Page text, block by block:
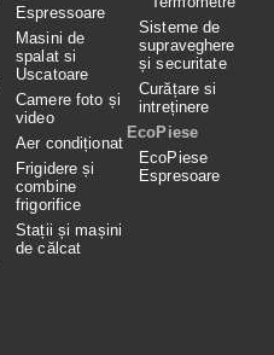
Espressoare
Masini de
spalat si
Uscatoare
Camere foto și
video
Aer condiționat
Frigidere și
combine
frigorifice
Stații și mașini
de călcat
Sisteme de
supraveghere
și securitate
Curățare si
intreținere
EcoPiese
EcoPiese
Espresoare